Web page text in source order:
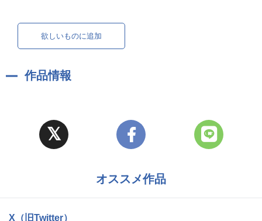
欲しいものに追加
作品情報
オススメ作品
X（旧Twitter）